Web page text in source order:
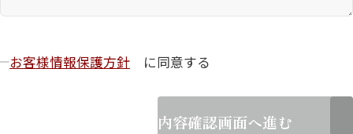
お客様情報保護方針 に同意する
内容確認画面へ進む